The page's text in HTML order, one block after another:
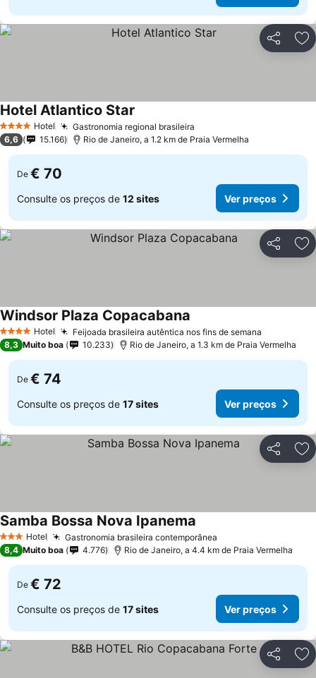
Partilhar
4 EstrelasHotel Gastronomia regional brasileira
Hotel Atlantico Star
6,6 15.166 Rio de Janeiro, a 1.2 km de Praia Vermelha
De € 70
Consulte os preços de 12 sites Ver preços
Partilhar
4 EstrelasHotel Feijoada brasileira autêntica nos fins de semana
Windsor Plaza Copacabana
8,3 Muito boa 10.233 Rio de Janeiro, a 1.3 km de Praia Vermelha
De € 74
Consulte os preços de 17 sites Ver preços
Partilhar
3 EstrelasHotel Gastronomia brasileira contemporânea
Samba Bossa Nova Ipanema
8,4 Muito boa 4.776 Rio de Janeiro, a 4.4 km de Praia Vermelha
De € 72
Consulte os preços de 17 sites Ver preços
Partilhar